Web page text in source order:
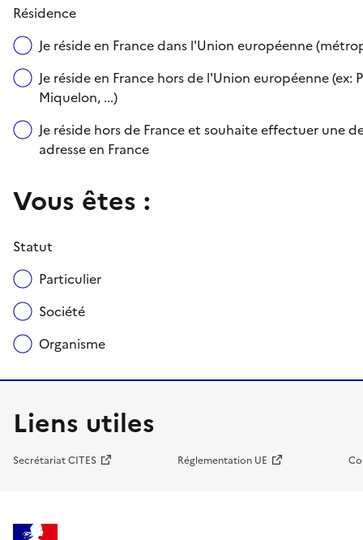
Résidence
Je réside en France dans l'Union européenne
Je réside en France hors de l'Union européenne
Miquelon, ...)
Je réside hors de France et souhaite effectuer une
adresse en France
Vous êtes :
Statut
Particulier
Société
Organisme
Liens utiles
Secrétariat CITES Réglementation UE